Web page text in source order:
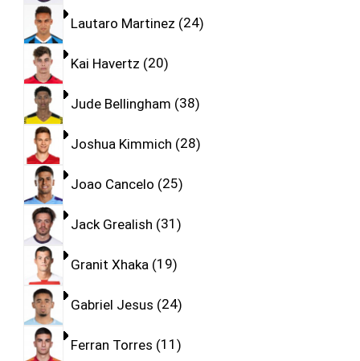
Lautaro Martinez 24
Kai Havertz 20
Jude Bellingham 38
Joshua Kimmich 28
Joao Cancelo 25
Jack Grealish 31
Granit Xhaka 19
Gabriel Jesus 24
Ferran Torres 11